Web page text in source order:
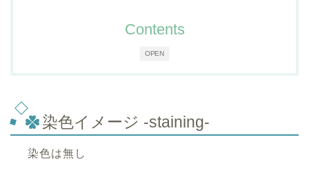
OPEN
Contents
染色イメージ -staining-
染色は無し